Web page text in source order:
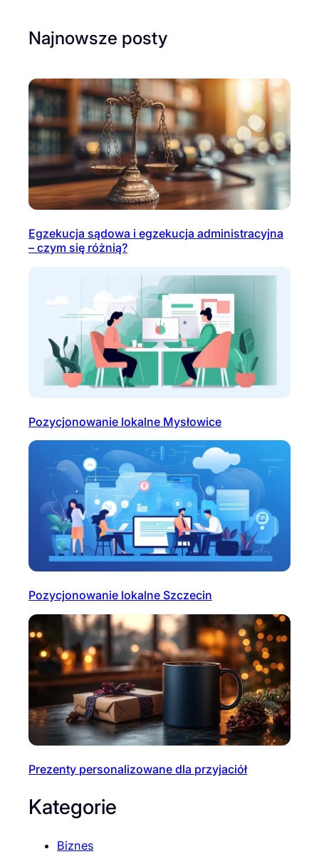
Najnowsze posty
Egzekucja sądowa i egzekucja administracyjna
– czym się różnią?
Pozycjonowanie lokalne Mysłowice
Pozycjonowanie lokalne Szczecin
Prezenty personalizowane dla przyjaciół
Kategorie
Biznes